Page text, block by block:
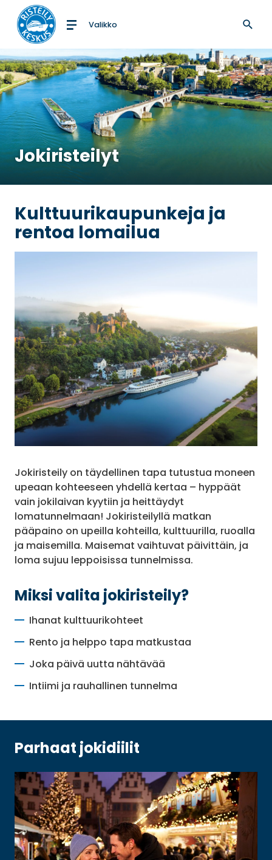
Etusivulle
Valikko
Jokiristeilyt
Kulttuurikaupunkeja ja
rentoa lomailua
Jokiristeily on täydellinen tapa tutustua moneen
upeaan kohteeseen yhdellä kertaa – hyppäät
vain jokilaivan kyytiin ja heittäydyt
lomatunnelmaan! Jokiristeilyllä matkan
pääpaino on upeilla kohteilla, kulttuurilla, ruoalla
ja maisemilla. Maisemat vaihtuvat päivittäin, ja
loma sujuu leppoisissa tunnelmissa.
Miksi valita jokiristeily?
Ihanat kulttuurikohteet
Rento ja helppo tapa matkustaa
Joka päivä uutta nähtävää
Intiimi ja rauhallinen tunnelma
Parhaat jokidiilit